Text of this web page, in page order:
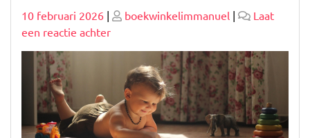
Geplaatst
op
10 februari 2026 | Geplaatst
boekwinkelimmanuel |
Laat
een reactie achterop
De
leukste
voorleesboeken
voor
jouw
baby: